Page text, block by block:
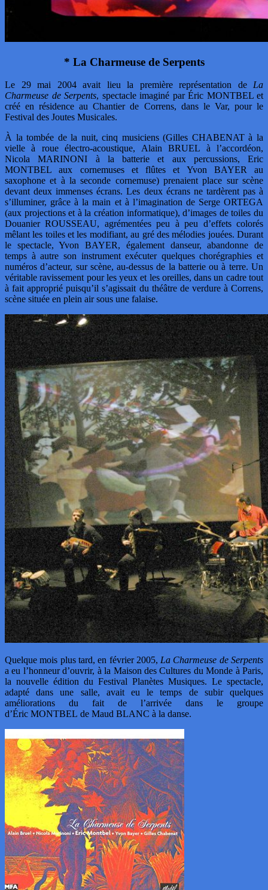
* La Charmeuse de Serpents
Le 29 mai 2004 avait lieu la première représentation de La
Charmeuse de Serpents, spectacle imaginé par Éric MONTBEL et
créé en résidence au Chantier de Correns, dans le Var, pour le
Festival des Joutes Musicales.
À la tombée de la nuit, cinq musiciens (Gilles CHABENAT à la
vielle à roue électro-acoustique, Alain BRUEL à l’accordéon,
Nicola MARINONI à la batterie et aux percussions, Eric
MONTBEL aux cornemuses et flûtes et Yvon BAYER au
saxophone et à la seconde cornemuse) prenaient place sur scène
devant deux immenses écrans. Les deux écrans ne tardèrent pas à
s’illuminer, grâce à la main et à l’imagination de Serge ORTEGA
(aux projections et à la création informatique), d’images de toiles du
Douanier ROUSSEAU, agrémentées peu à peu d’effets colorés
mêlant les toiles et les modifiant, au gré des mélodies jouées. Durant
le spectacle, Yvon BAYER, également danseur, abandonne de
temps à autre son instrument exécuter quelques chorégraphies et
numéros d’acteur, sur scène, au-dessus de la batterie ou à terre. Un
véritable ravissement pour les yeux et les oreilles, dans un cadre tout
à fait approprié puisqu’il s’agissait du théâtre de verdure à Correns,
scène située en plein air sous une falaise.
Quelque mois plus tard, en février 2005,La Charmeuse de Serpents
a eu l’honneur d’ouvrir, à la Maison des Cultures du Monde à Paris,
la nouvelle édition du Festival Planètes Musiques. Le spectacle,
adapté dans une salle, avait eu le temps de subir quelques
améliorations du fait de l’arrivée dans le groupe
d’Éric MONTBEL de Maud BLANC à la danse.